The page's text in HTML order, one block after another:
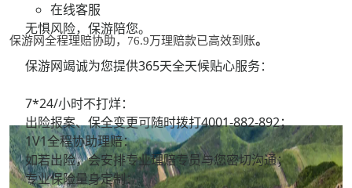
在线客服
无惧风险，保游陪您。
保游网竭诚为您提供365天全天候贴心服务：
7*24/小时不打烊：
出险报案、保全变更可随时拨打4001-882-892；
1V1全程协助理赔：
如若出险，会安排专业理赔专员与您密切沟通；
专业保险量身定制：
保游网全程理赔协助， 76.9万理赔款已高效到账。